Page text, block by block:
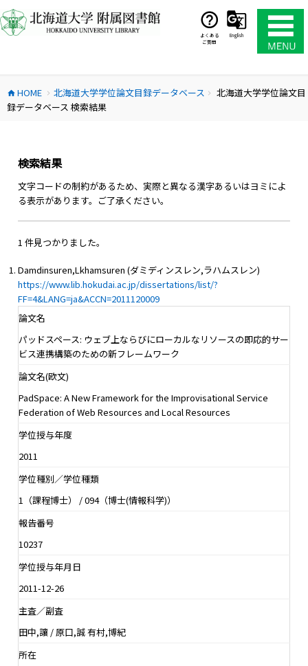
ン
テ
ス
キ
よくある
ご質問
English
home HOME chevron_right 北海道大学学位論文目録データベース chevron_right
北海道大学学位論文目
録データベース 検索結果
検索結果
文字コードの制約があるため、実際と異なる漢字あるいはヨミによ
る表示があります。ご了承ください。
1 件見つかりました。
Damdinsuren,Lkhamsuren (ダミディンスレン,ラハムスレン)
https://www.lib.hokudai.ac.jp/dissertations/list/?
FF=4&LANG=ja&ACCN=2011120009
論文名
パッドスペース: ウェブ上ならびにローカルなリソースの即応的サー
ビス連携構築のための新フレームワーク
論文名(欧文)
PadSpace: A New Framework for the Improvisational Service
Federation of Web Resources and Local Resources
学位授与年度
2011
学位種別／学位種類
1（課程博士） / 094（博士(情報科学)）
報告番号
10237
学位授与年月日
2011-12-26
主査／副査
田中,讓 / 原口,誠 有村,博紀
所在